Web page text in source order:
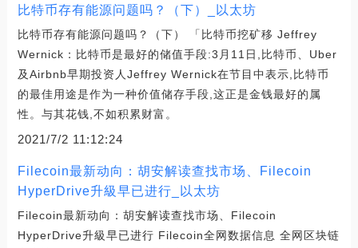
比特币存有能源问题吗？（下）_以太坊
比特币存有能源问题吗？（下） 「比特币挖矿移 Jeffrey
Wernick：比特币是最好的储值手段:3月11日,比特币、Uber
及Airbnb早期投资人Jeffrey Wernick在节目中表示,比特币
的最佳用途是作为一种价值储存手段,这正是金钱最好的属
性。与其花钱,不如积累财富。
2021/7/2 11:12:24
Filecoin最新动向：胡安解读查找市场、Filecoin
HyperDrive升級早已进行_以太坊
Filecoin最新动向：胡安解读查找市场、Filecoin
HyperDrive升級早已进行 Filecoin全网数据信息 全网区块链